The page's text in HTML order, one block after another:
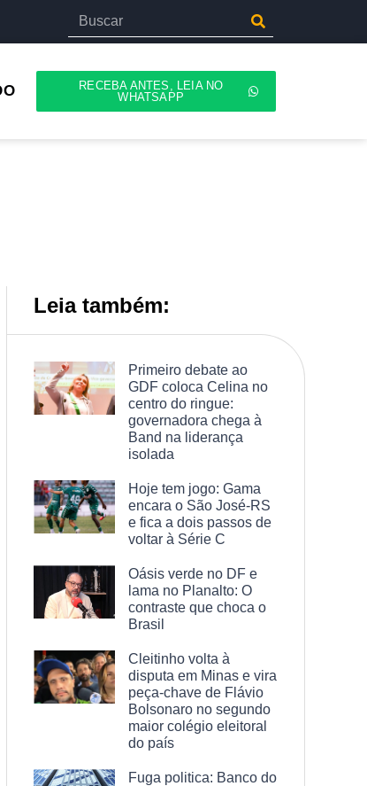
RECEBA ANTES, LEIA NO
WHATSAPP
Leia também:
Primeiro debate ao
GDF coloca Celina no
centro do ringue:
governadora chega à
Band na liderança
isolada
Hoje tem jogo: Gama
encara o São José-RS
e fica a dois passos de
voltar à Série C
Oásis verde no DF e
lama no Planalto: O
contraste que choca o
Brasil
Cleitinho volta à
disputa em Minas e vira
peça-chave de Flávio
Bolsonaro no segundo
maior colégio eleitoral
do país
Fuga politica: Banco do